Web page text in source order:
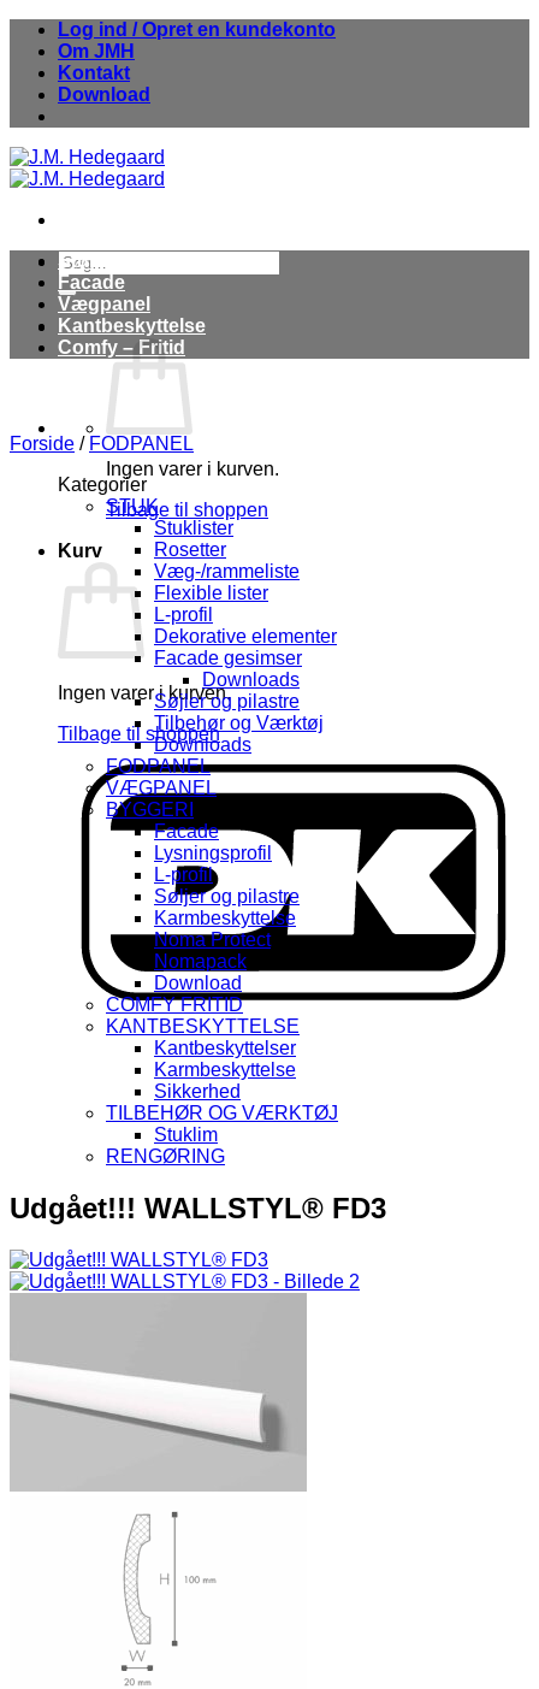
Fortsæt
indhold
Log ind / Opret en kundekonto
Om JMH
Kontakt
Download
Søg
efter:
Ingen varer i kurven.
Tilbage til shoppen
Kurv
Ingen varer i kurven.
Tilbage til shoppen
Stuk
Facade
Vægpanel
Kantbeskyttelse
Comfy – Fritid
Forside / FODPANEL
Kategorier
STUK
Stuklister
Rosetter
Væg-/rammeliste
Flexible lister
L-profil
Dekorative elementer
Facade gesimser
Downloads
Søjler og pilastre
Tilbehør og Værktøj
Downloads
FODPANEL
VÆGPANEL
BYGGERI
Facade
Lysningsprofil
L-profil
Søljer og pilastre
Karmbeskyttelse
Noma Protect
Nomapack
Download
COMFY FRITID
KANTBESKYTTELSE
Kantbeskyttelser
Karmbeskyttelse
Sikkerhed
TILBEHØR OG VÆRKTØJ
Stuklim
RENGØRING
Udgået!!! WALLSTYL® FD3